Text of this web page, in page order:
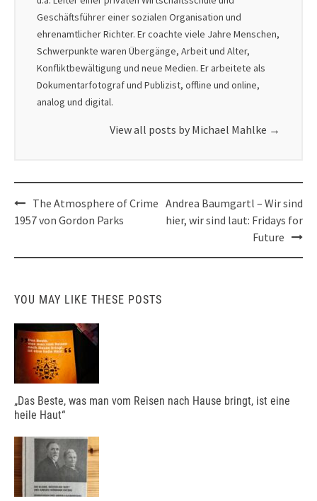
Geschäftsführer einer sozialen Organisation und
ehrenamtlicher Richter. Er coachte viele Jahre Menschen,
Schwerpunkte waren Übergänge, Arbeit und Alter,
Konfliktbewältigung und neue Medien. Er arbeitete als
Dokumentarfotograf und Publizist, offline und online,
analog und digital.
View all posts by Michael Mahlke →
Post
navigation
The Atmosphere of Crime
1957 von Gordon Parks
Andrea Baumgartl – Wir sind
hier, wir sind laut: Fridays for
Future
YOU MAY LIKE THESE POSTS
„Das Beste, was man vom Reisen nach Hause bringt, ist eine
heile Haut“